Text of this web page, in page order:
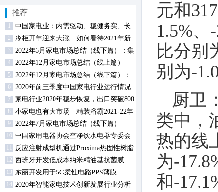
冰洗空冷规模均下降
推荐
中国家电业：内需驱动、稳健务实、长
期向好
2
冷柜开年迎来大涨，如何看待2021年新
趋势？
3
2022年6月家电市场总结（线下篇）：集
成灶零售额同比上升
4 2022年12月家电市场总结（线上篇）
5
2022年12月家电市场总结（线下篇）：
冰洗空冷规模均下降
6
2020年前三季度中国家电行业运行情况
（行业及内销篇）
7
家电行业2020年稳步恢复，出口突破800
亿美元大关
8
小家电也有大市场，精装浴霸2021-22年
规模配套超700万
9 2022年7月家电市场总结（线下篇）
10 中国家用电器协会空净饮水电器专委会
2020年工作会议召开
反应注射成型机通过Proxima热固性树脂
扩大材料产品组合
12 西班牙开发低成本纳米精油基抗菌膜
13 东丽开发用于5G柔性电路PPS薄膜
14 2020年智能家电技术创新发展行业分析
元和
1.5%
比分别
别为-
厨卫
类中，
热的线
为-
和-